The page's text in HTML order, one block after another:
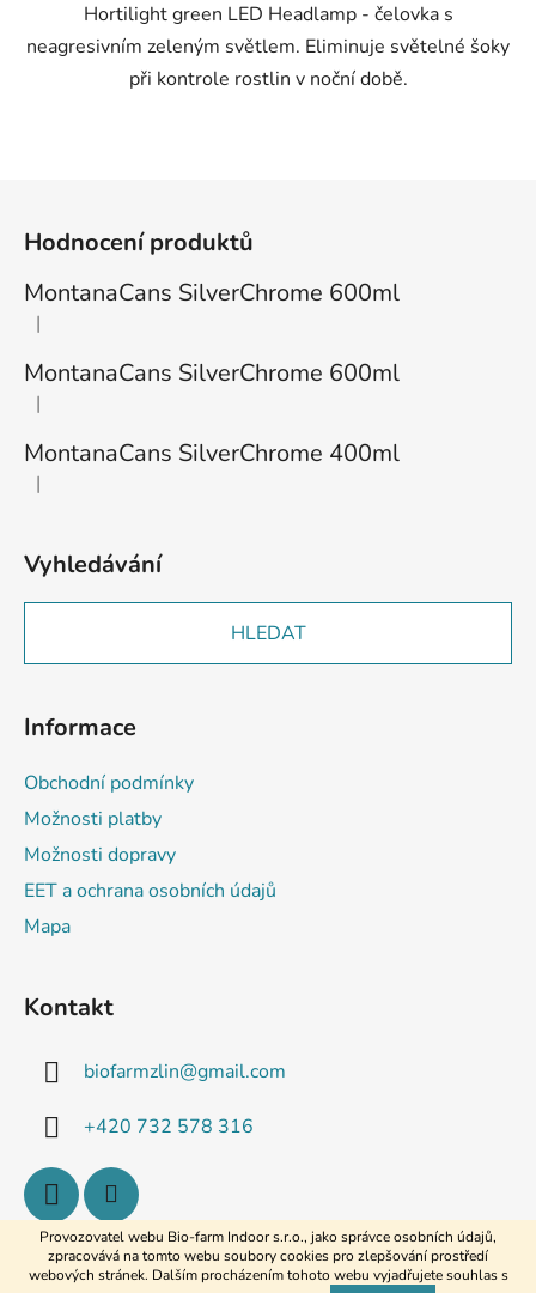
Provozovatel webu Bio-farm Indoor s.r.o., jako správce osobních údajů,
zpracovává na tomto webu soubory cookies pro zlepšování prostředí
webových stránek. Dalším procházením tohoto webu vyjadřujete souhlas s
Hortilight green LED Headlamp - čelovka s
neagresivním zeleným světlem. Eliminuje světelné šoky
při kontrole rostlin v noční době.
Hodnocení produktů
MontanaCans SilverChrome 600ml
Hodnocení produktu je 1 z 5 hvězdiček.
|
MontanaCans SilverChrome 600ml
Hodnocení produktu je 3 z 5 hvězdiček.
|
MontanaCans SilverChrome 400ml
Hodnocení produktu je 2 z 5 hvězdiček.
|
Vyhledávání
HLEDAT
Informace
Obchodní podmínky
Možnosti platby
Možnosti dopravy
EET a ochrana osobních údajů
Mapa
Kontakt
biofarmzlin@gmail.com
+420 732 578 316